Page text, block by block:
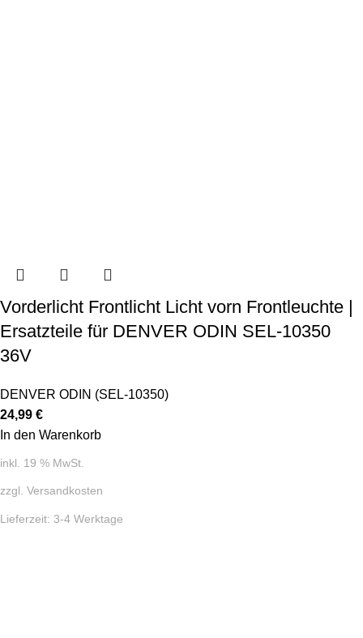
Vorderlicht Frontlicht Licht vorn Frontleuchte |
Ersatzteile für DENVER ODIN SEL-10350
36V
DENVER ODIN (SEL-10350)
24,99 €
In den Warenkorb
inkl. 19 % MwSt.
zzgl. Versandkosten
Lieferzeit: 3-4 Werktage